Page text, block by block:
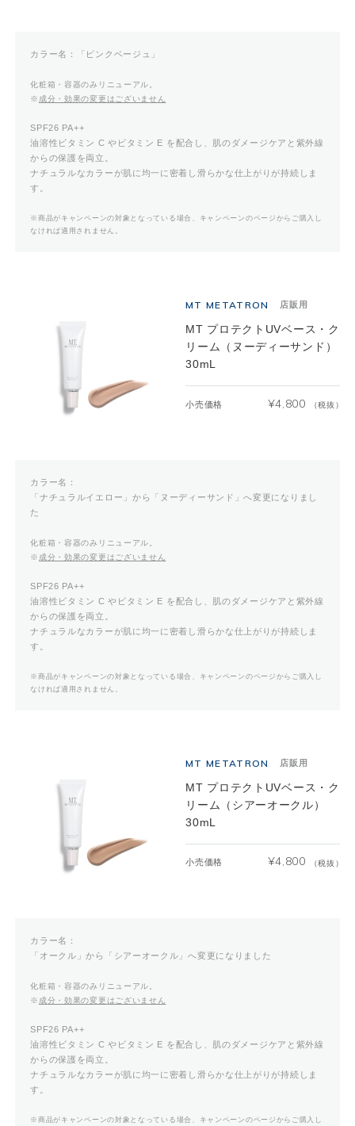
カラー名：「ピンクベージュ」
化粧箱・容器のみリニューアル。
※ 成分・効果の変更はございません
SPF26 PA++
油溶性ビタミン C やビタミン E を配合し、肌のダメージケアと紫外線
からの保護を両立。
ナチュラルなカラーが肌に均一に密着し滑らかな仕上がりが持続しま
す。
※商品がキャンペーンの対象となっている場合、キャンペーンのページからご購入し
なければ適用されません。
MT METATRON 店販用
MT プロテクトUVベース・ク
リーム（ヌーディーサンド）
30mL
小売価格 ¥4,800 （税抜）
カラー名：
「ナチュラルイエロー」から「ヌーディーサンド」へ変更になりまし
た
化粧箱・容器のみリニューアル。
※ 成分・効果の変更はございません
SPF26 PA++
油溶性ビタミン C やビタミン E を配合し、肌のダメージケアと紫外線
からの保護を両立。
ナチュラルなカラーが肌に均一に密着し滑らかな仕上がりが持続しま
す。
※商品がキャンペーンの対象となっている場合、キャンペーンのページからご購入し
なければ適用されません。
MT METATRON 店販用
MT プロテクトUVベース・ク
リーム（シアーオークル）
30mL
小売価格 ¥4,800 （税抜）
カラー名：
「オークル」から「シアーオークル」へ変更になりました
化粧箱・容器のみリニューアル。
※ 成分・効果の変更はございません
SPF26 PA++
油溶性ビタミン C やビタミン E を配合し、肌のダメージケアと紫外線
からの保護を両立。
ナチュラルなカラーが肌に均一に密着し滑らかな仕上がりが持続しま
す。
※商品がキャンペーンの対象となっている場合、キャンペーンのページからご購入し